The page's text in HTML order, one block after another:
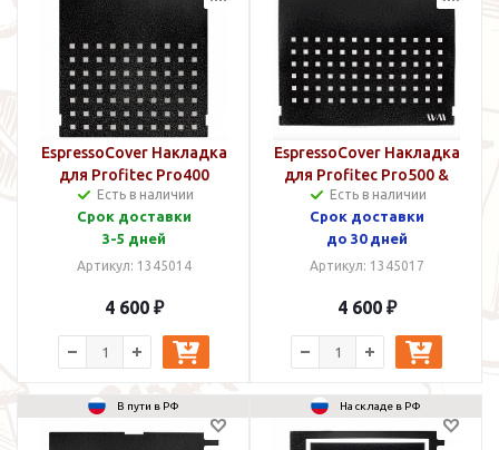
EspressoCover Накладка
для Profitec Pro400
Есть в наличии
Срок доставки
3-5 дней
Артикул: 1345014
4 600 ₽
EspressoCover Накладка
для Profitec Pro500 &
600
Есть в наличии
Срок доставки
до 30 дней
Артикул: 1345017
4 600 ₽
В пути в РФ На складе в РФ